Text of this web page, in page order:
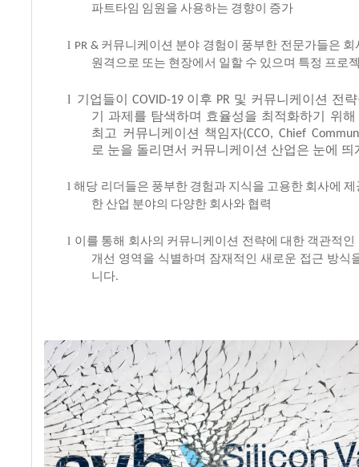
파트타임 임원을 사용하는 경향이 증가
l PR & 커뮤니케이션 분야 경험이 풍부한 전문가들은 회
원격으로 또는 현장에서 일할 수 있으며 특정 프로
l 기업들이 COVID-19 이후 PR 및 커뮤니케이션 전
기
과제를 탐색하며 효율성을 최적화하기
위해
최고 커뮤니케이션 책임자(CCO, Chief
로 눈을 돌리면서 커뮤니케이션 산업은 눈에 띄
l 해당 리더들은 풍부한 경험과 지식을 고용한 회사에 제
한 산업 분야의 다양한 회사와 협력
l 이를 통해 회사의 커뮤니케이션 전략에 대한 객관적인
개선 영역을 식별하며 잠재적인 새로운 접근 방식
니다.